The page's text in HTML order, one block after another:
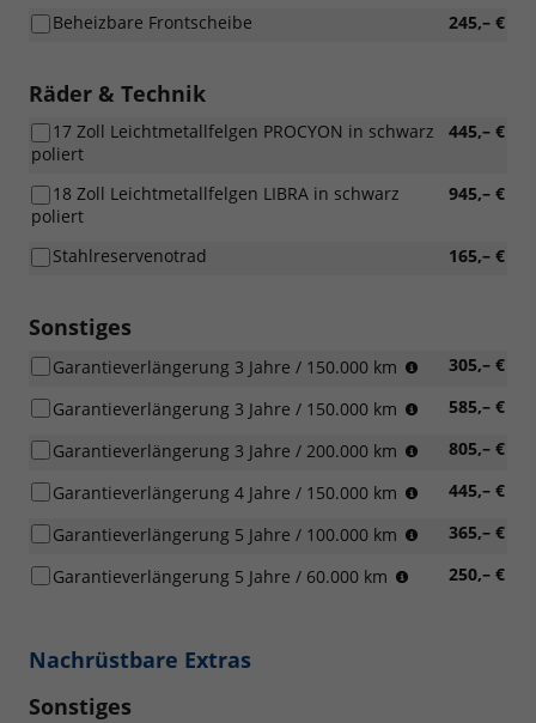
245,– €
Beheizbare Frontscheibe
Räder & Technik
445,– €
17 Zoll Leichtmetallfelgen PROCYON in schwarz
poliert
945,– €
18 Zoll Leichtmetallfelgen LIBRA in schwarz
poliert
165,– €
Stahlreservenotrad
Sonstiges
305,– €
Garantieverlängerung 3 Jahre / 150.000 km
was
eintritt
585,– €
Garantieverlängerung 3 Jahre / 150.000 km
was
eintritt
805,– €
Garantieverlängerung 3 Jahre / 200.000 km
was
eintritt
445,– €
Garantieverlängerung 4 Jahre / 150.000 km
was
eintritt
365,– €
Garantieverlängerung 5 Jahre / 100.000 km
was
eintritt
250,– €
Garantieverlängerung 5 Jahre / 60.000 km
Nachrüstbare Extras
Sonstiges